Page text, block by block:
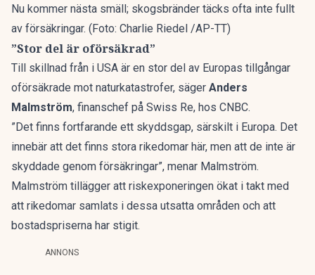
Nu kommer nästa smäll; skogsbränder täcks ofta inte fullt
av försäkringar. (Foto: Charlie Riedel /AP-TT)
”Stor del är oförsäkrad”
Till skillnad från i USA är en stor del av Europas tillgångar
oförsäkrade mot naturkatastrofer, säger Anders
Malmström, finanschef på Swiss Re, hos CNBC.
”Det finns fortfarande ett skyddsgap, särskilt i Europa. Det
innebär att det finns stora rikedomar här, men att de inte är
skyddade genom försäkringar”, menar Malmström.
Malmström tillägger att riskexponeringen ökat i takt med
att rikedomar samlats i dessa utsatta områden och att
bostadspriserna har stigit.
ANNONS